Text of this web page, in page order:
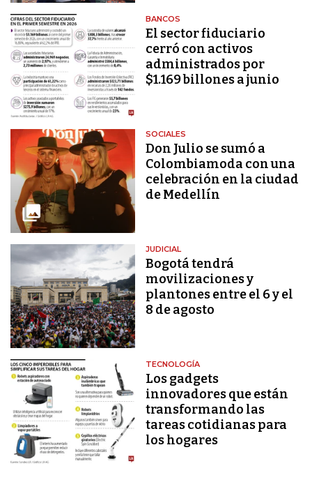
BANCOS
El sector fiduciario
cerró con activos
administrados por
$1.169 billones a junio
SOCIALES
Don Julio se sumó a
Colombiamoda con una
celebración en la ciudad
de Medellín
JUDICIAL
Bogotá tendrá
movilizaciones y
plantones entre el 6 y el
8 de agosto
TECNOLOGÍA
Los gadgets
innovadores que están
transformando las
tareas cotidianas para
los hogares